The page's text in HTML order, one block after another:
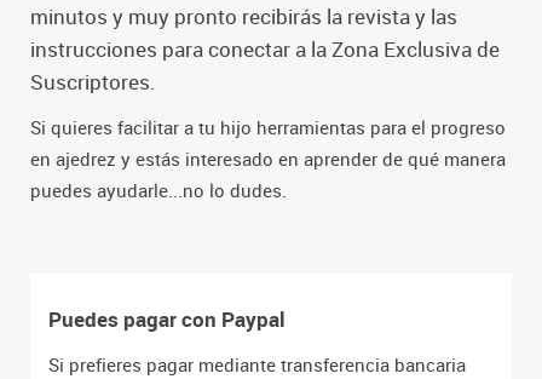
minutos y muy pronto recibirás la revista y las
instrucciones para conectar a la Zona Exclusiva de
Suscriptores.
Si quieres facilitar a tu hijo herramientas para el progreso
en ajedrez y estás interesado en aprender de qué manera
puedes ayudarle...no lo dudes.
Puedes pagar con Paypal
Si prefieres pagar mediante transferencia bancaria